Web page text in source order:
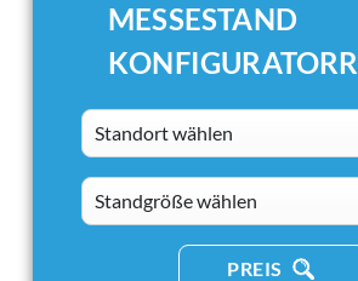
MESSESTAND
KONFIGURATORR
Standort wählen
standsizes
PREIS